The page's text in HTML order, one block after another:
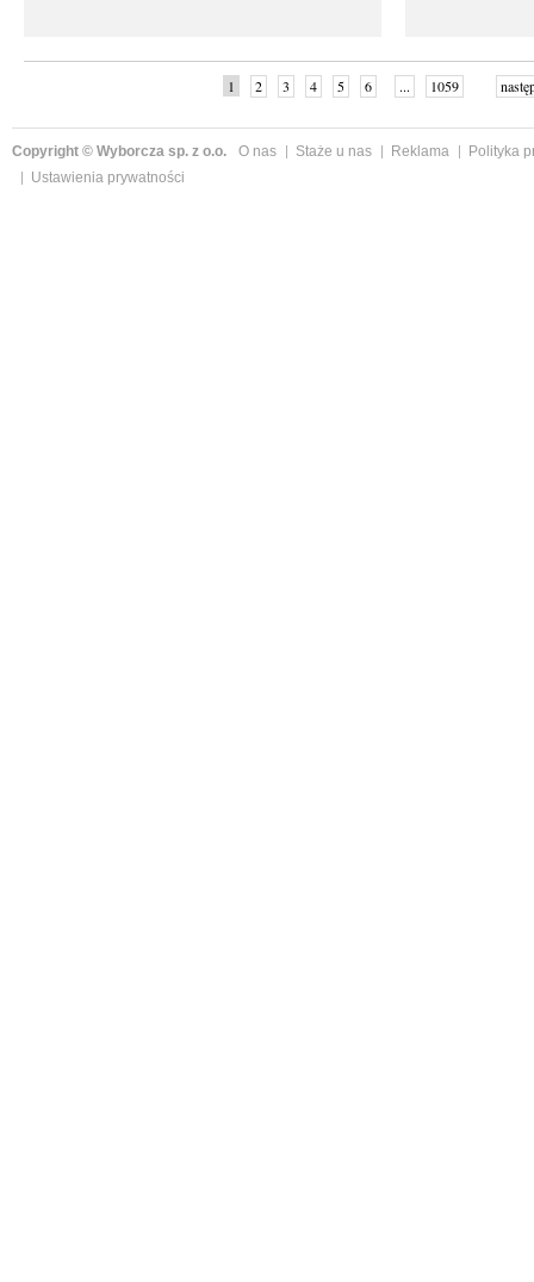
1 2 3 4 5 6 ... 1059
Copyright © Wyborcza sp. z o.o. O nas Staże u nas Reklama
Polityka
Ustawienia prywatności